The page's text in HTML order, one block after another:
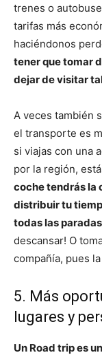
trenes o
tarifas más
haciéndonos
tener que tomar
dejar de visitar
A veces también
el transporte es
si viajas con una
por la región,
coche tendrás la
distribuir tu
todas las
descansar! O
compañía, pues
5. Más
lugares y
Un Road trip es